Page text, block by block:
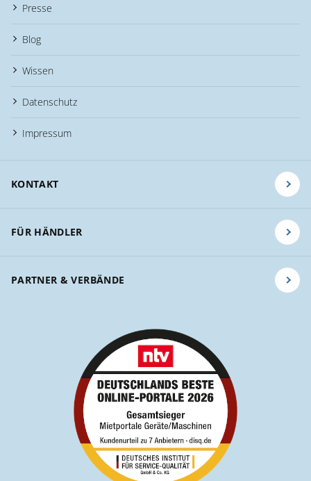
Presse
Blog
Wissen
Datenschutz
Impressum
KONTAKT
FÜR HÄNDLER
PARTNER & VERBÄNDE